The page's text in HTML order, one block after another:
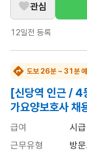
관심
12일전 등록
도보 26분 ~ 31분
[신당역 인근 / 4
가요양보호사 채
급여
시
근무유형
방